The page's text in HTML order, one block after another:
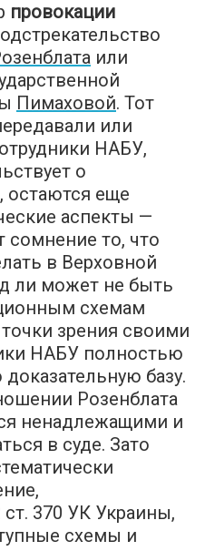
провокации
или
Пимаховой. Тот
или
НАБУ,
о
остаются еще
аспекты —
сомнение то, что
в Верховной
ли может не быть
схемам
зрения своими
НАБУ полностью
базу.
Розенблата
ненадлежащими и
в суде. Зато
370 УК Украины,
схемы и